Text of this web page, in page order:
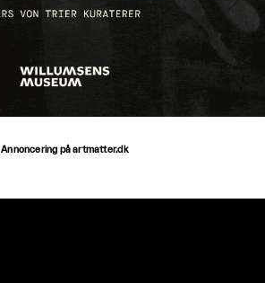
Annoncering på artmatter.dk